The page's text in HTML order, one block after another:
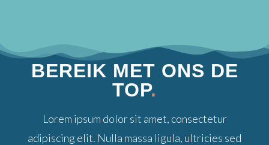
BEREIK MET ONS DE
TOP.
Lorem ipsum dolor sit amet, consectetur
adipiscing elit. Nulla massa ligula, ultricies sed